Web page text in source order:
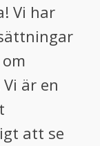
Vi har
är en
att se